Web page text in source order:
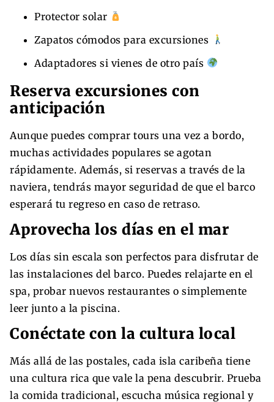
Protector solar
Zapatos cómodos para excursiones
Adaptadores si vienes de otro país
Reserva excursiones con
anticipación
Aunque puedes comprar tours una vez a bordo,
muchas actividades populares se agotan
rápidamente. Además, si reservas a través de la
naviera, tendrás mayor seguridad de que el barco
esperará tu regreso en caso de retraso.
Aprovecha los días en el mar
Los días sin escala son perfectos para disfrutar de
las instalaciones del barco. Puedes relajarte en el
spa, probar nuevos restaurantes o simplemente
leer junto a la piscina.
Conéctate con la cultura local
Más allá de las postales, cada isla caribeña tiene
una cultura rica que vale la pena descubrir. Prueba
la comida tradicional, escucha música regional y